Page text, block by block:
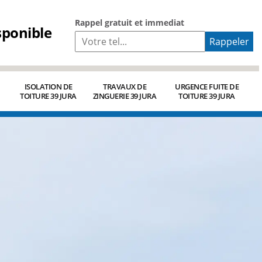
Rappel gratuit et immediat
ISOLATION DE
TOITURE 39 JURA
TRAVAUX DE
ZINGUERIE 39 JURA
URGENCE FUITE DE
TOITURE 39 JURA